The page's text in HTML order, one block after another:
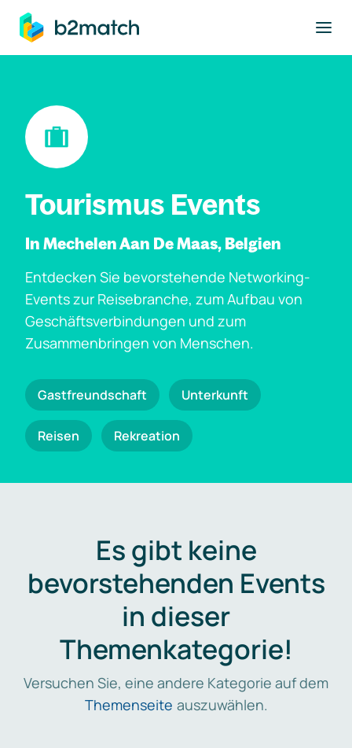
springen
Tourismus Events
In Mechelen Aan De Maas, Belgien
Entdecken Sie bevorstehende Networking-
Events zur Reisebranche, zum Aufbau von
Geschäftsverbindungen und zum
Zusammenbringen von Menschen.
Gastfreundschaft Unterkunft
Reisen Rekreation
Es gibt keine
bevorstehenden Events
in dieser
Themenkategorie!
Versuchen Sie, eine andere Kategorie auf dem
Themenseite auszuwählen.